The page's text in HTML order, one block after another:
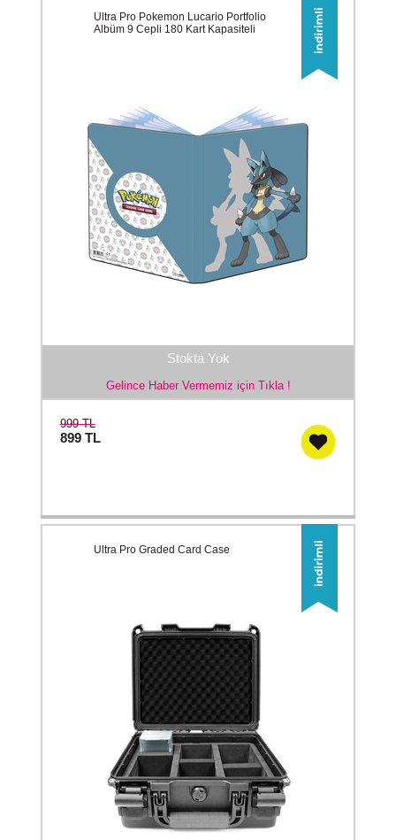
Stokta Yok
Gelince Haber Vermemiz için Tıkla !
Ultra Pro Pokemon Lucario Portfolio
Albüm 9 Cepli 180 Kart Kapasiteli
999 TL
899 TL
Ultra Pro Graded Card Case